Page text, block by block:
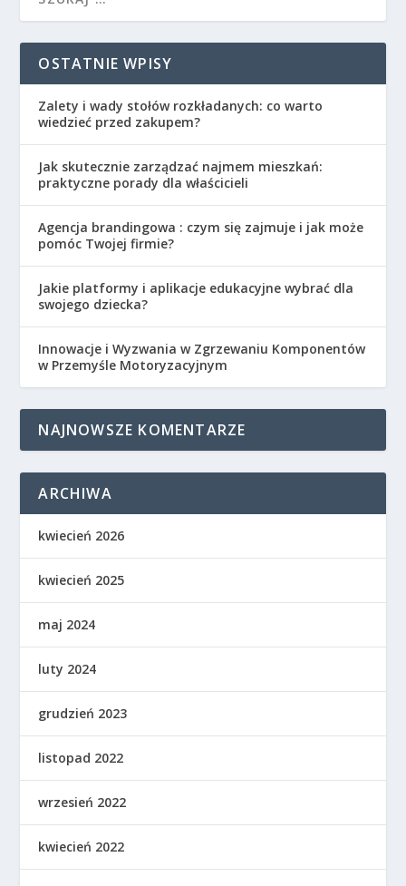
OSTATNIE WPISY
Zalety i wady stołów rozkładanych: co warto
wiedzieć przed zakupem?
Jak skutecznie zarządzać najmem mieszkań:
praktyczne porady dla właścicieli
Agencja brandingowa : czym się zajmuje i jak może
pomóc Twojej firmie?
Jakie platformy i aplikacje edukacyjne wybrać dla
swojego dziecka?
Innowacje i Wyzwania w Zgrzewaniu Komponentów
w Przemyśle Motoryzacyjnym
NAJNOWSZE KOMENTARZE
ARCHIWA
kwiecień 2026
kwiecień 2025
maj 2024
luty 2024
grudzień 2023
listopad 2022
wrzesień 2022
kwiecień 2022